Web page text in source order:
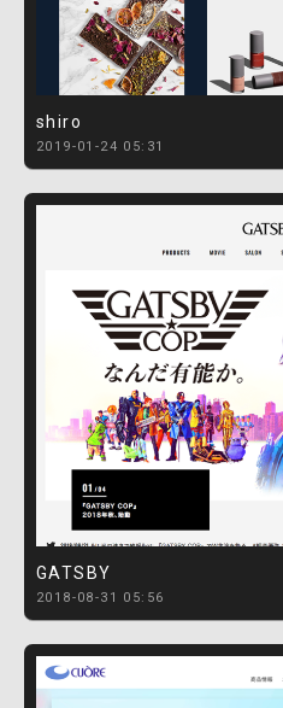
shiro
2019-01-24 05:31
GATSBY
2018-08-31 05:56